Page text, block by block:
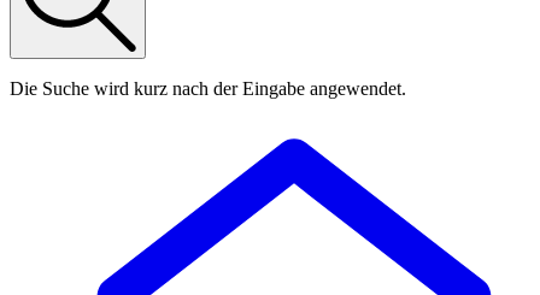
Die Suche wird kurz nach der Eingabe angewendet.